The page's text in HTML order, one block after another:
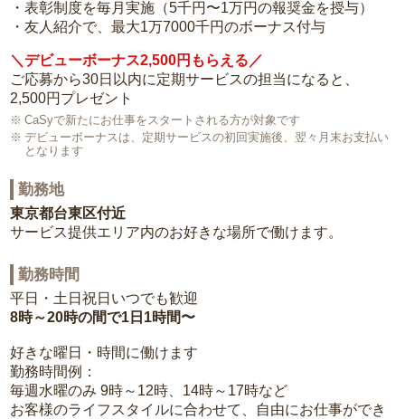
・表彰制度を毎月実施（5千円〜1万円の報奨金を授与）
・友人紹介で、最大1万7000千円のボーナス付与
＼デビューボーナス2,500円もらえる／
ご応募から30日以内に定期サービスの担当になると、
2,500円プレゼント
CaSyで新たにお仕事をスタートされる方が対象です
デビューボーナスは、定期サービスの初回実施後、翌々月末お支払い
となります
勤務地
東京都台東区付近
サービス提供エリア内のお好きな場所で働けます。
勤務時間
平日・土日祝日いつでも歓迎
8時～20時の間で1日1時間〜
好きな曜日・時間に働けます
勤務時間例：
毎週水曜のみ 9時～12時、14時～17時など
お客様のライフスタイルに合わせて、自由にお仕事ができ